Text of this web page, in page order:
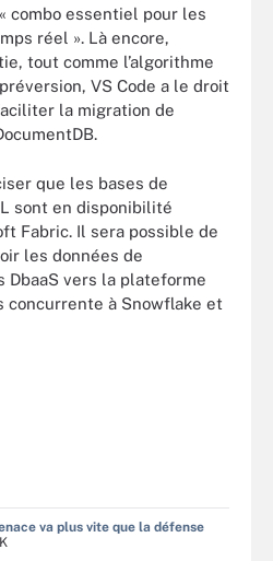
combo essentiel pour les
réel ». Là encore,
tout comme l’algorithme
VS Code a le droit
la migration de
que les bases de
sont en disponibilité
Fabric. Il sera possible de
les données de
DbaaS vers la plateforme
concurrente à Snowflake et
va plus vite que la défense